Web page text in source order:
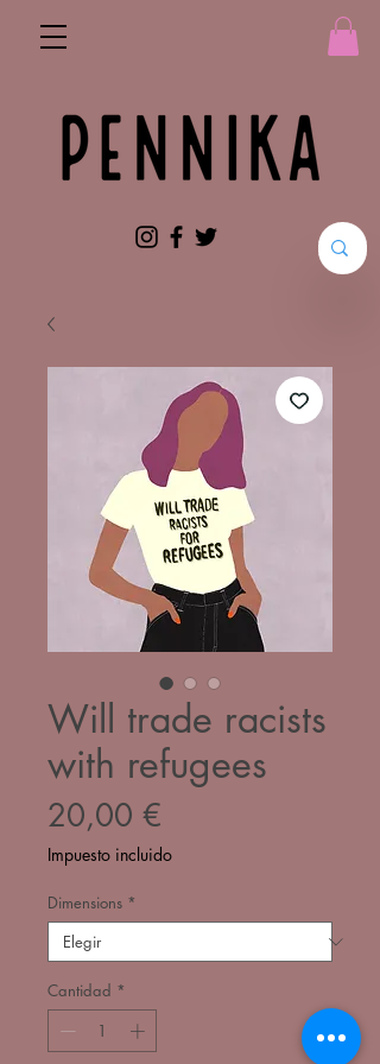
Will trade racists
with refugees
20,00 €
Impuesto incluido
Dimensions *
Cantidad *